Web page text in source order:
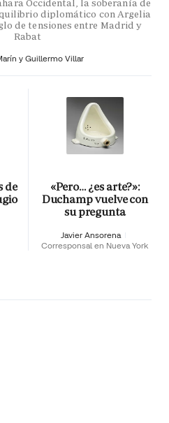
Occidental, la soberanía de
diplomático con Argelia
de tensiones entre Madrid y
Rabat
y Guillermo Villar
de
«Pero… ¿es arte?»:
Duchamp vuelve con
su pregunta
Javier Ansorena
Corresponsal en Nueva York